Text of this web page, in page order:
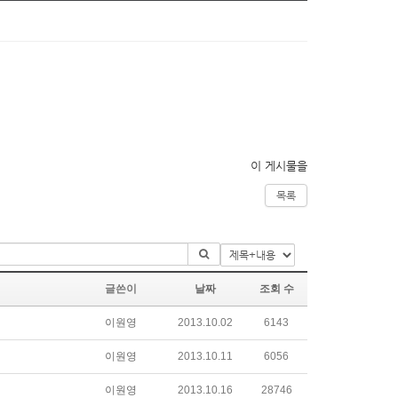
이 게시물을
목록
글쓴이 날짜 조회 수
이원영 2013.10.02 6143
이원영 2013.10.11 6056
이원영 2013.10.16 28746